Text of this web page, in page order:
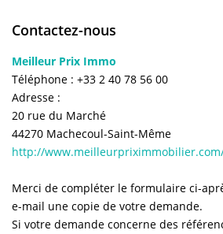
BAILLEUR
FONDS DE
NOS AGENCES
Qui Sommes-Nous
Contactez-nous
Meilleur Prix Immo
Téléphone : +33 2 40 78 56 00
Adresse :
20 rue du Marché
44270 Machecoul-Saint-Même
http://
Merci de compléter le formulaire ci-
e-mail une copie de votre demande.
Si votre demande concerne des